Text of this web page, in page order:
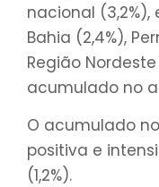
nacional (3,2%),
Bahia (2,4%),
Região
acumulado no
O acumulado
positiva e
(1,2%).